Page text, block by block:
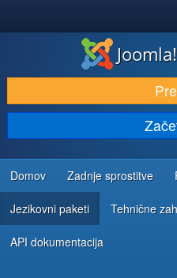
PRENESI IN RAZŠIRI
ODKRIJTE & IZVEJTE
SKUPNOST IN PODPORA
VIRI ZA RAZVIJALCE
Domov Zadnje sprostitve
Jezikovni paketi Tehnične
API dokumentacija